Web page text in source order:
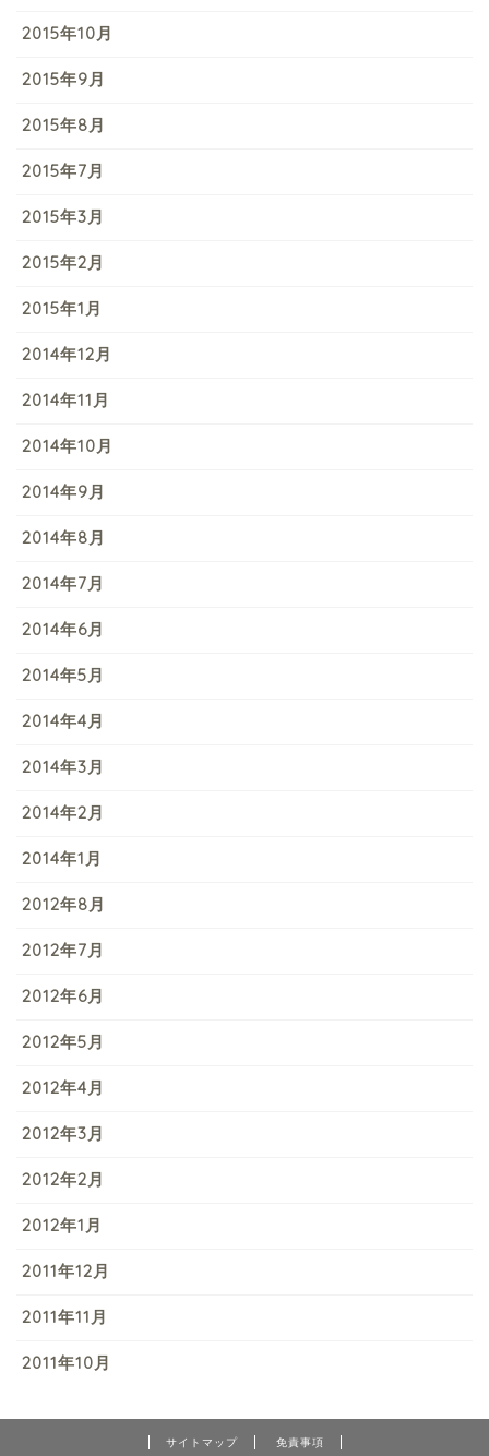
2015年10月
2015年9月
2015年8月
2015年7月
2015年3月
2015年2月
2015年1月
2014年12月
2014年11月
2014年10月
2014年9月
2014年8月
2014年7月
2014年6月
2014年5月
2014年4月
2014年3月
2014年2月
2014年1月
2012年8月
2012年7月
2012年6月
2012年5月
2012年4月
2012年3月
2012年2月
2012年1月
2011年12月
2011年11月
2011年10月
サイトマップ 免責事項